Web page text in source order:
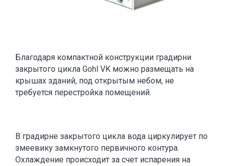
Благодаря компактной конструкции градирни
закрытого цикла Gohl VK можно размещать на
крышах зданий, под открытым небом, не
требуется перестройка помещений.
В градирне закрытого цикла вода циркулирует по
змеевику замкнутого первичного контура.
Охлаждение происходит за счет испарения на